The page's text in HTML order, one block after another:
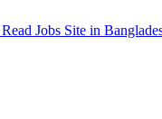
Jobs Site in